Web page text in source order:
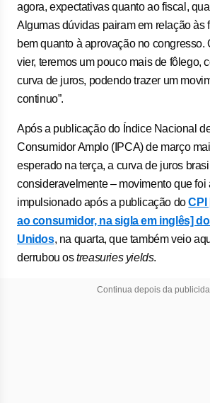
agora, expectativas quanto ao fiscal,
Algumas dúvidas pairam em relação às
bem quanto à aprovação no congresso.
vier, teremos um pouco mais de fôlego,
curva de juros, podendo trazer um
continuo”.
Após a publicação do Índice Nacional
Consumidor Amplo (IPCA) de março
esperado na terça, a curva de juros
consideravelmente – movimento que foi
impulsionado após a publicação doCPI
ao consumidor, na sigla em inglês]
Unidos, na quarta, que também veio
derrubou ostreasuries yields.
Continua depois da